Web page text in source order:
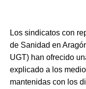
Los sindicatos con
de Sanidad en
UGT) han ofrecido
explicado a los
mantenidas con los